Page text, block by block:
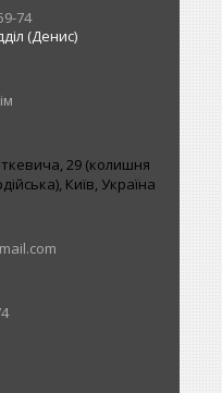
74
(Денис)
29 (колишня
Київ, Україна